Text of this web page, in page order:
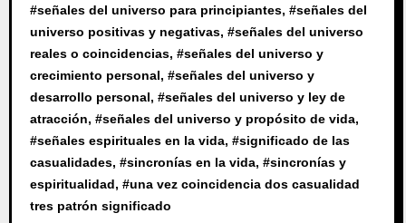
#señales del universo para principiantes, #señales del
universo positivas y negativas, #señales del universo
reales o coincidencias, #señales del universo y
crecimiento personal, #señales del universo y
desarrollo personal, #señales del universo y ley de
atracción, #señales del universo y propósito de vida,
#señales espirituales en la vida, #significado de las
casualidades, #sincronías en la vida, #sincronías y
espiritualidad, #una vez coincidencia dos casualidad
tres patrón significado